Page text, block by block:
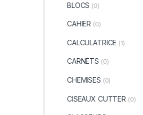
BLOCS (0)
CAHIER (0)
CALCULATRICE (1)
CARNETS (0)
CHEMISES (0)
CISEAUX CUTTER (0)